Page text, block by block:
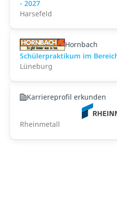
- 2027
Harsefeld
Hornbach
Schülerpraktikum im
Lüneburg
Karriereprofil erkunden
Rheinmetall